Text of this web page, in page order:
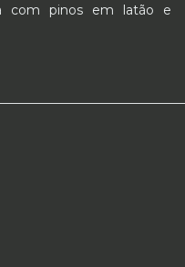
com pinos em latão e